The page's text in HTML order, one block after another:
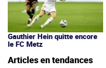
Gauthier Hein quitte encore
le FC Metz
Articles en tendances